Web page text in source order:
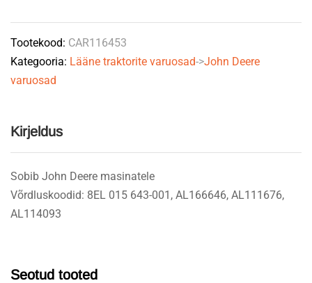
AL166646
CARGO
quantity
Tootekood: CAR116453
Kategooria: Lääne traktorite varuosad->John Deere
varuosad
Kirjeldus
Sobib John Deere masinatele
Võrdluskoodid: 8EL 015 643-001, AL166646, AL111676,
AL114093
Seotud tooted